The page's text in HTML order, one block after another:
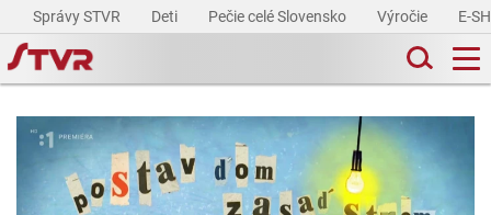
Správy STVR Deti Pečie celé Slovensko Výročie E-